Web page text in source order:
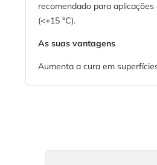
recomendado para
(<+15 °C).
As suas vantagens
Aumenta a cura em